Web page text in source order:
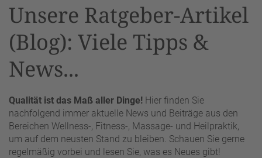
Unsere Ratgeber-Artikel
(Blog): Viele Tipps &
News...
Qualität ist das Maß aller Dinge! Hier finden Sie
nachfolgend immer aktuelle News und Beiträge aus den
Bereichen Wellness-, Fitness-, Massage- und Heilpraktik,
um auf dem neusten Stand zu bleiben. Schauen Sie gerne
regelmäßig vorbei und lesen Sie, was es Neues gibt!